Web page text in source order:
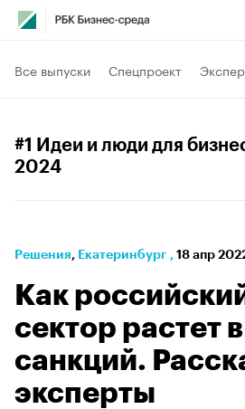
Все выпуски Спецпроект
#1 Идеи и люди для
2024
Решения⁠, Екатеринбург , 18 апр
Как
сектор растет
санкций.
эксперты